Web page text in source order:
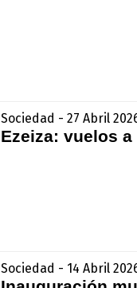
Sociedad - 27 Abril
Ezeiza: vuelos
Sociedad - 14 Abril